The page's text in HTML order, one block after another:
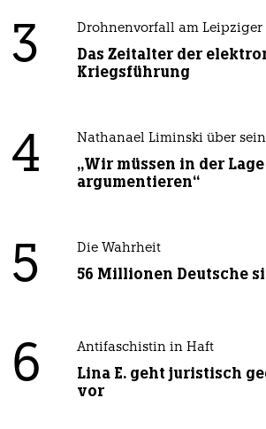
3 Drohnenvorfall am Leipziger
Das Zeitalter der
Kriegsführung
4 Nathanael Liminski über
„Wir müssen in der
argumentieren“
5 Die Wahrheit
56 Millionen Deutsche
6 Antifaschistin in Haft
Lina E. geht juristisch
vor